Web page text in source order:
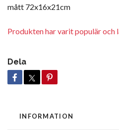
mått 72x16x21cm
Produkten har varit populär och
Dela
INFORMATION